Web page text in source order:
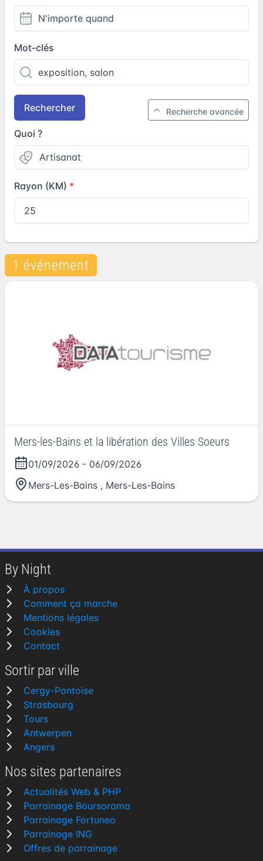
Mot-clés
Rechercher Recherche avancée
Quoi ?
Rayon (KM)
1 événement
Mers-les-Bains et la libération des Villes Soeurs
01/09/2026 - 06/09/2026
Mers-Les-Bains , Mers-Les-Bains
By Night
À propos
Comment ça marche
Mentions légales
Cookies
Contact
Sortir par ville
Cergy-Pontoise
Strasbourg
Tours
Antwerpen
Angers
Nos sites partenaires
Actualités Web & PHP
Parrainage Boursorama
Parrainage Fortuneo
Parrainage ING
Offres de parrainage